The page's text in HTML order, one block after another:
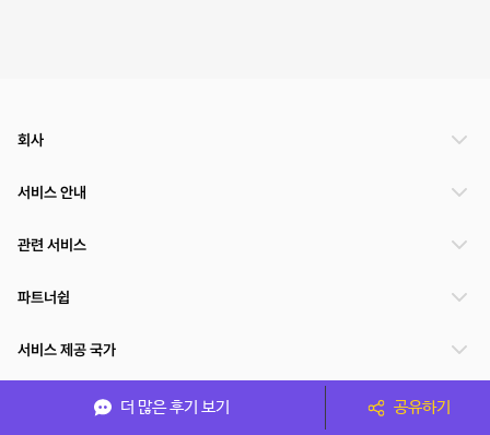
더 많은 후기 보기 공유하기
회사
서비스 안내
관련 서비스
파트너쉽
서비스 제공 국가